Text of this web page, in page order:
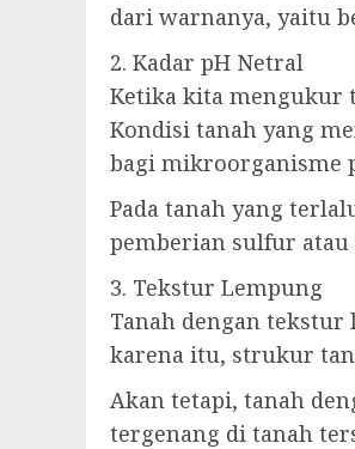
dari warnanya, yaitu
2. Kadar pH Netral
Ketika kita mengukur
Kondisi tanah yang
bagi mikroorganisme
Pada tanah yang
pemberian sulfur
3. Tekstur Lempung
Tanah dengan
karena itu, strukur
Akan tetapi, tanah
tergenang di tanah